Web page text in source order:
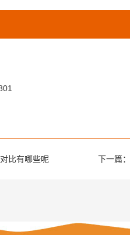
比有哪些呢 下一篇：